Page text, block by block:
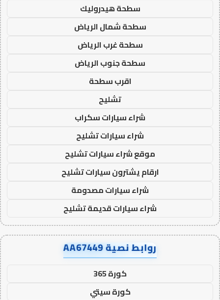
سطحة هيدروليك
سطحة شمال الرياض
سطحة غرب الرياض
سطحة جنوب الرياض
اقرب سطحة
تشليح
شراء سيارات سكراب
شراء سيارات تشليح
موقع شراء سيارات تشليح
ارقام يشترون سيارات تشليح
شراء سيارات مصدومة
شراء سيارات قديمة تشليح
روابط نصية AA67449
كورة 365
كورة سيتي